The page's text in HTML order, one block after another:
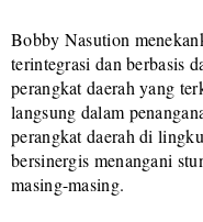
Bobby Nasution
terintegrasi dan berbasis
perangkat daerah yang
langsung dalam
perangkat daerah di
bersinergis menangani
masing-masing.